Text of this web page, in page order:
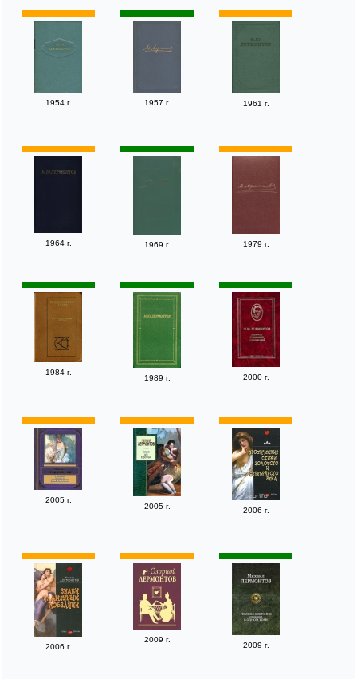
1954 г. 1957 г. 1961 г.
1964 г. 1969 г. 1979 г.
1984 г.
1989 г. 2000 г.
2005 г.
2005 г. 2006 г.
2006 г.
2009 г.
2009 г.